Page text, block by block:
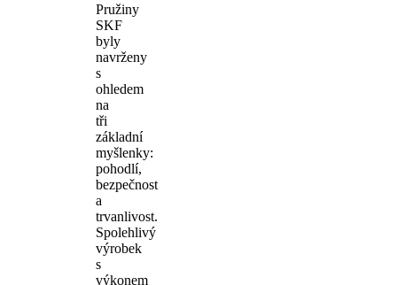
Pružiny
SKF
byly
navrženy
s
ohledem
na
tři
základní
myšlenky:
pohodlí,
bezpečnost
a
trvanlivost.
Spolehlivý
výrobek
s
výkonem